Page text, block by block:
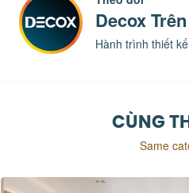
Decox
Hành trình thiết kế
CÙNG
Same